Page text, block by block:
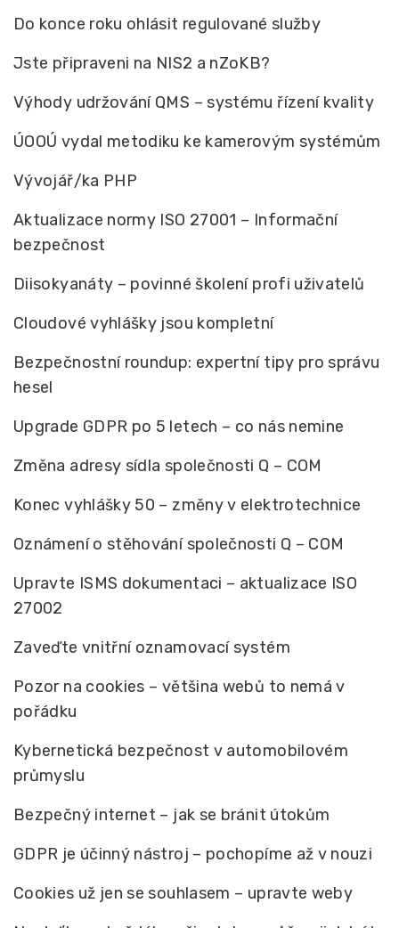
Do konce roku ohlásit regulované služby
Jste připraveni na NIS2 a nZoKB?
Výhody udržování QMS – systému řízení kvality
ÚOOÚ vydal metodiku ke kamerovým systémům
Vývojář/ka PHP
Aktualizace normy ISO 27001 – Informační
bezpečnost
Diisokyanáty – povinné školení profi uživatelů
Cloudové vyhlášky jsou kompletní
Bezpečnostní roundup: expertní tipy pro správu
hesel
Upgrade GDPR po 5 letech – co nás nemine
Změna adresy sídla společnosti Q – COM
Konec vyhlášky 50 – změny v elektrotechnice
Oznámení o stěhování společnosti Q – COM
Upravte ISMS dokumentaci – aktualizace ISO
27002
Zaveďte vnitřní oznamovací systém
Pozor na cookies – většina webů to nemá v
pořádku
Kybernetická bezpečnost v automobilovém
průmyslu
Bezpečný internet – jak se bránit útokům
GDPR je účinný nástroj – pochopíme až v nouzi
Cookies už jen se souhlasem – upravte weby